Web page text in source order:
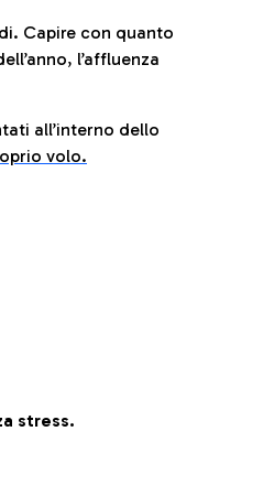
Capire con quanto
l’affluenza
all’interno dello
volo.
stress.